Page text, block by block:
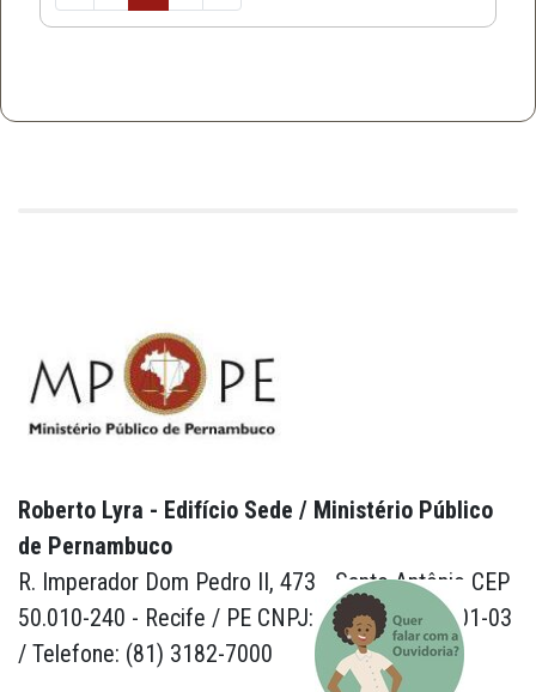
Roberto Lyra - Edifício Sede / Ministério Público
de Pernambuco
R. Imperador Dom Pedro II, 473 - Santo Antônio CEP
50.010-240 - Recife / PE CNPJ: 24.417.065/0001-03
/ Telefone: (81) 3182-7000